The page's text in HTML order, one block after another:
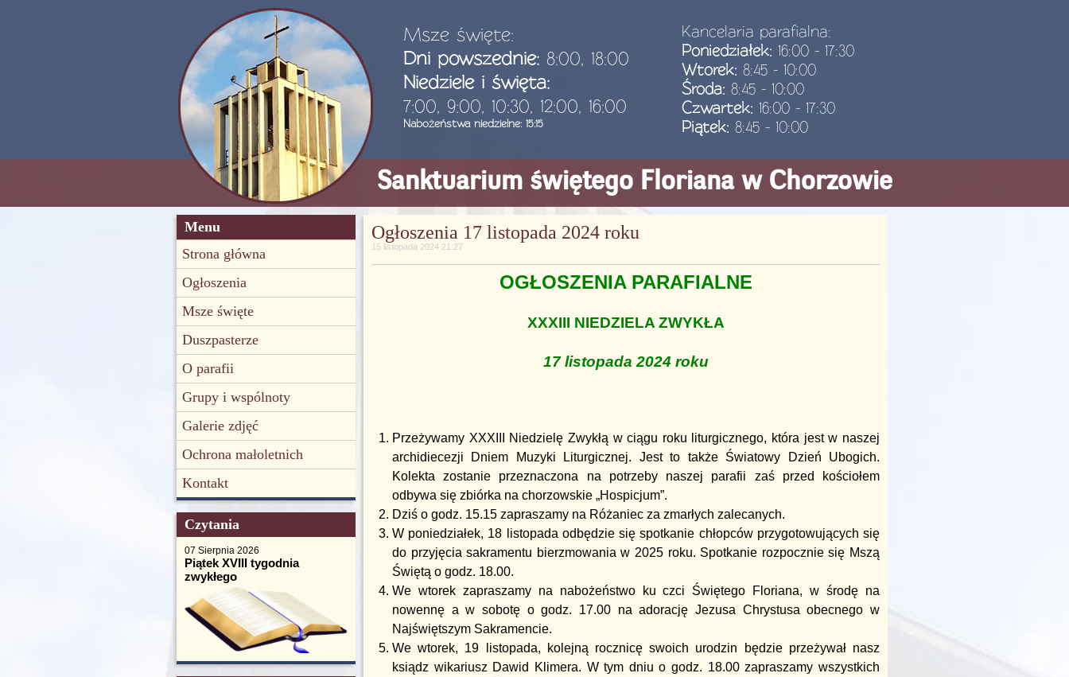
Msze święte:
Dni powszednie: 8:00, 18:00
Niedziele i święta:
7:00, 9:00, 10:30, 12:00, 16:00
Nabożeństwa niedzielne: 15:15
Kancelaria parafialna:
Poniedziałek: 16:00 - 17:30
Wtorek: 8:45 - 10:00
Środa: 8:45 - 10:00
Czwartek: 16:00 - 17:30
Piątek: 8:45 - 10:00
Sanktuarium świętego Floriana w Chorzowie
Menu
Strona główna
Ogłoszenia
Msze święte
Duszpasterze
O parafii
Grupy i wspólnoty
Galerie zdjęć
Ochrona małoletnich
Kontakt
Czytania
07 Sierpnia 2026
Piątek XVIII tygodnia
zwykłego
Ogłoszenia 17 listopada 2024 roku
15 listopada 2024 21:27
OGŁOSZENIA PARAFIALNE
XXXIII NIEDZIELA ZWYKŁA
17 listopada 2024 roku
Przeżywamy XXXIII Niedzielę Zwykłą w ciągu roku liturgicznego, która jest w naszej
archidiecezji Dniem Muzyki Liturgicznej. Jest to także Światowy Dzień Ubogich.
Kolekta zostanie przeznaczona na potrzeby naszej parafii zaś przed kościołem
odbywa się zbiórka na chorzowskie „Hospicjum”.
Dziś o godz. 15.15 zapraszamy na Różaniec za zmarłych zalecanych.
W poniedziałek, 18 listopada odbędzie się spotkanie chłopców przygotowujących się
do przyjęcia sakramentu bierzmowania w 2025 roku. Spotkanie rozpocznie się Mszą
Świętą o godz. 18.00.
We wtorek zapraszamy na nabożeństwo ku czci Świętego Floriana, w środę na
nowennę a w sobotę o godz. 17.00 na adorację Jezusa Chrystusa obecnego w
Najświętszym Sakramencie.
We wtorek, 19 listopada, kolejną rocznicę swoich urodzin będzie przeżywał nasz
ksiądz wikariusz Dawid Klimera. W tym dniu o godz. 18.00 zapraszamy wszystkich